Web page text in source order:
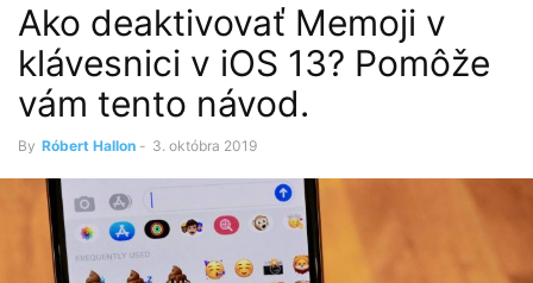
Ako deaktivovať Memoji v
klávesnici v iOS 13? Pomôže
vám tento návod.
By Róbert Hallon - 3. októbra 2019